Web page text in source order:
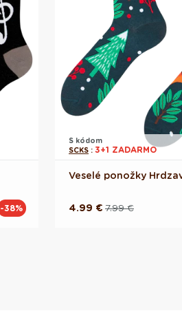
-38%
S kódom
SCKS : 3+1 ZADARMO
Veselé ponožky
Pôvodná7.99 €
Akciová
4.99 €